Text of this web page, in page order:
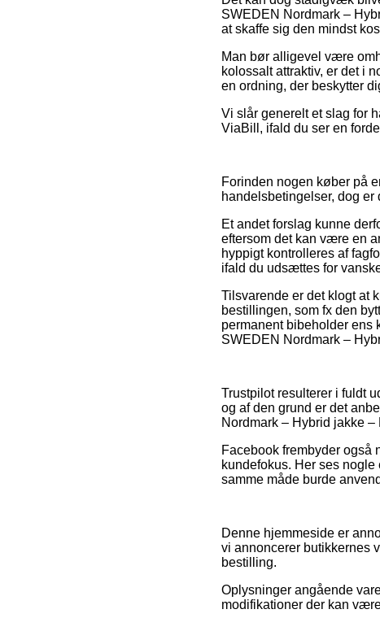
SWEDEN Nordmark –
at skaffe sig den mindst
Man bør alligevel være
kolossalt attraktiv, er det i
en ordning, der beskytter
Vi slår generelt et slag for
ViaBill, ifald du ser en
Forinden nogen køber på
handelsbetingelser, dog
Et andet forslag kunne
eftersom det kan være en
hyppigt kontrolleres af
ifald du udsættes for
Tilsvarende er det klogt at
bestillingen, som fx den
permanent bibeholder ens
SWEDEN Nordmark –
Trustpilot resulterer i fuldt
og af den grund er det
Nordmark – Hybrid jakke
Facebook frembyder også
kundefokus. Her ses
samme måde burde
Denne hjemmeside er
vi annoncerer butikkernes
bestilling.
Oplysninger angående
modifikationer der kan